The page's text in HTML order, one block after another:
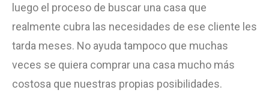
luego el proceso de buscar una casa que
realmente cubra las necesidades de ese cliente les
tarda meses. No ayuda tampoco que muchas
veces se quiera comprar una casa mucho más
costosa que nuestras propias posibilidades.